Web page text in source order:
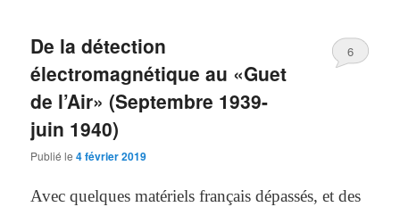
De la détection
électromagnétique au «Guet
de l’Air» (Septembre 1939-
juin 1940)
Publié le4 février 2019
6
Avec quelques matériels français dépassés, et des